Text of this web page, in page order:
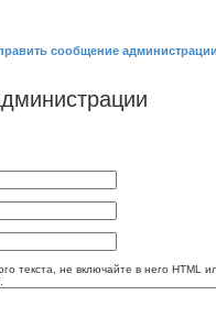
сообщение
текста, не включайте в него HTML